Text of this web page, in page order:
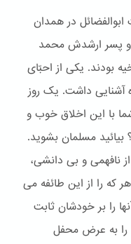
در همدان
و پسر ارشدش محمد
بودند. یکی از احبّای
آشنایی داشت. یک روز
با این اخلاق خوب و
مسلمان بشوید.
نافهمی و بی دانشی،
که را از این طائفه می
را بر خودشان ثابت
را به عرض محفل